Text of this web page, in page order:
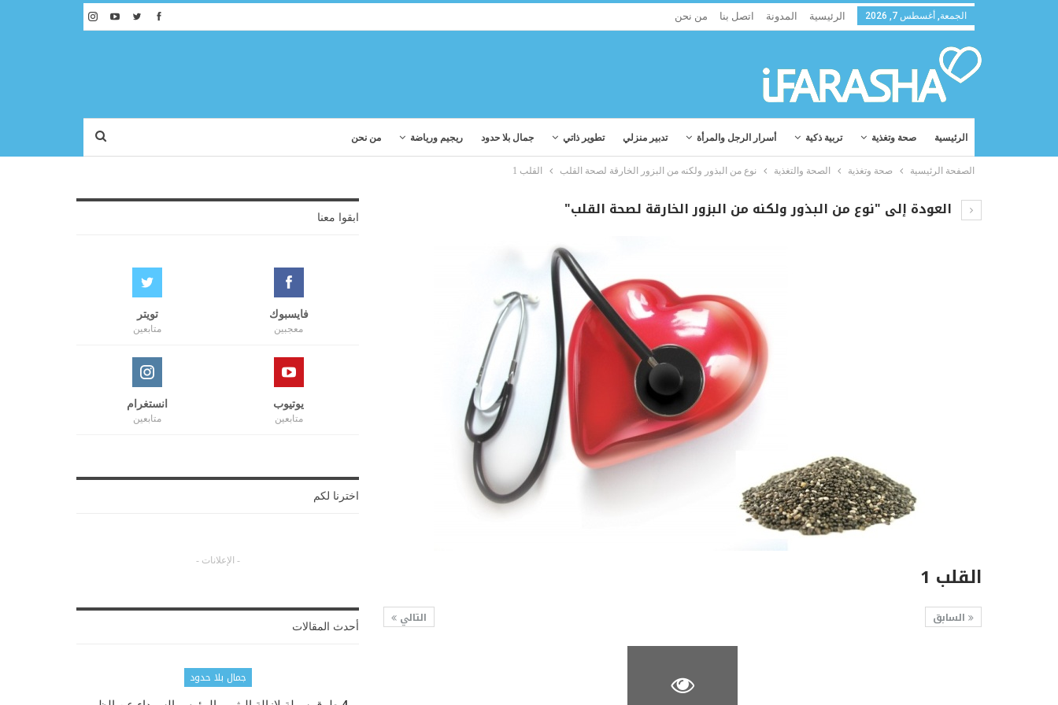
الجمعة, أغسطس 7, 2026 الرئيسية المدونة اتصل بنا من نحن
الرئيسية صحة وتغذية تربية ذكية أسرار الرجل والمرأة تدبير منزلي تطوير ذاتي جمال بلا حدود ريجيم ورياضة من نحن
الصفحة الرئيسية صحة وتغذية الصحة والتغذية نوع من البذور ولكنه من البزور الخارقة لصحة القلب القلب 1
العودة إلى "نوع من البذور ولكنه من البزور الخارقة لصحة القلب"
القلب 1
التالي السابق
ابقوا معنا
فايسبوك
معجبين
تويتر
متابعين
يوتيوب
متابعين
انستغرام
متابعين
اخترنا لكم
- الإعلانات -
أحدث المقالات
جمال بلا حدود